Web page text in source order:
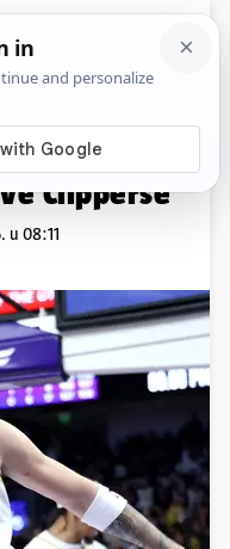
Komentari
Dončić
Clipperse
u 08:11